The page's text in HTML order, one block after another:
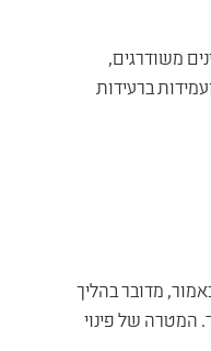
משודרגים,
ברעידות
מדובר בהליך
יותר. המטרה של פינוי